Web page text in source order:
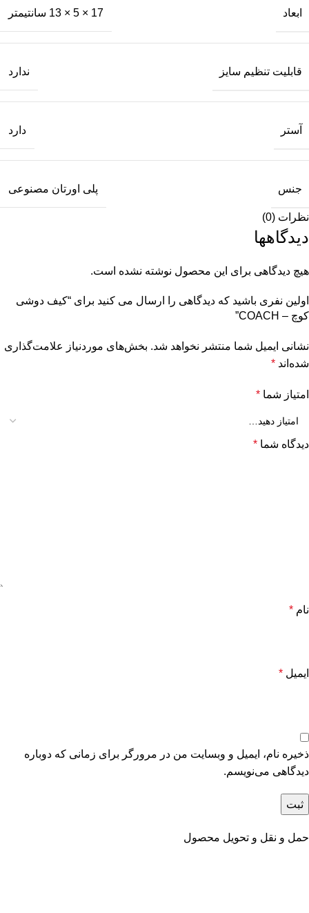
ابعاد 17 × 5 × 13 سانتیمتر
قابلیت تنظیم سایز ندارد
آستر دارد
جنس پلی اورتان مصنوعی
نظرات (0)
دیدگاهها
هیچ دیدگاهی برای این محصول نوشته نشده است.
اولین نفری باشید که دیدگاهی را ارسال می کنید برای “کیف دوشی
کوچ – COACH”
نشانی ایمیل شما منتشر نخواهد شد. بخش‌های موردنیاز علامت‌گذاری
شده‌اند *
امتیاز شما *
دیدگاه شما *
نام *
ایمیل *
ذخیره نام، ایمیل و وبسایت من در مرورگر برای زمانی که دوباره
دیدگاهی می‌نویسم.
حمل و نقل و تحویل محصول